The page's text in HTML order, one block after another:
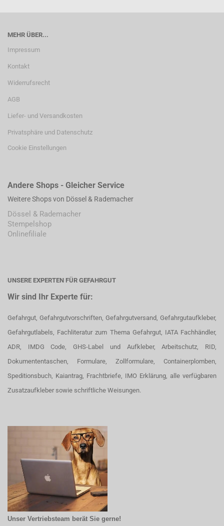
MEHR ÜBER...
Impressum
Kontakt
Widerrufsrecht
AGB
Liefer- und Versandkosten
Privatsphäre und Datenschutz
Cookie Einstellungen
Andere Shops - Gleicher Service
Weitere Shops von Dössel & Rademacher
Dössel & Rademacher
Stempelshop
Onlinefiliale
UNSERE EXPERTEN FÜR GEFAHRGUT
Wir sind Ihr Experte für:
Gefahrgut, Gefahrgutvorschriften, Gefahrgutversand, Gefahrgutaufkleber,
Gefahrgutlabels, Fachliteratur zum Thema Gefahrgut, IATA Fachhändler,
ADR, IMDG Code, GHS-Label und Aufkleber, Arbeitschutz, RID,
Dokumententaschen, Formulare, Zollformulare, Containerplomben,
Speditionsbuch, Kaiantrag, Frachtbriefe, IMO Erklärung, alle verfügbaren
Zusatzaufkleber sowie schriftliche Weisungen.
Unser Vertriebsteam berät Sie gerne!